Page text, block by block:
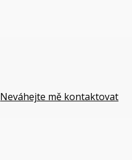
Neváhejte mě kontaktovat